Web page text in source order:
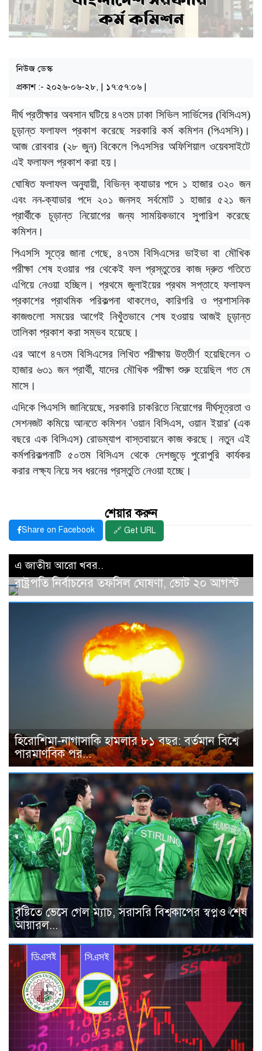
নিউজ ডেস্ক
প্রকাশ :- ২০২৬-০৬-২৮, | ১৭:৫৭:০৬ |
দীর্ঘ প্রতীক্ষার অবসান ঘটিয়ে ৪৭তম ঢাকা সিভিল সার্ভিসের (বিসিএস)
চূড়ান্ত ফলাফল প্রকাশ করেছে সরকারি কর্ম কমিশন (পিএসসি)।
আজ রোববার (২৮ জুন) বিকেলে পিএসসির অফিশিয়াল ওয়েবসাইটে
এই ফলাফল প্রকাশ করা হয়।
ঘোষিত ফলাফল অনুযায়ী, বিভিন্ন ক্যাডার পদে ১ হাজার ৩২০ জন
এবং নন-ক্যাডার পদে ২০১ জনসহ সর্বমোট ১ হাজার ৫২১ জন
প্রার্থীকে চূড়ান্ত নিয়োগের জন্য সাময়িকভাবে সুপারিশ করেছে
কমিশন।
পিএসসি সূত্রে জানা গেছে, ৪৭তম বিসিএসের ভাইভা বা মৌখিক
পরীক্ষা শেষ হওয়ার পর থেকেই ফল প্রস্তুতের কাজ দ্রুত গতিতে
এগিয়ে নেওয়া হচ্ছিল। প্রথমে জুলাইয়ের প্রথম সপ্তাহে ফলাফল
প্রকাশের প্রাথমিক পরিকল্পনা থাকলেও, কারিগরি ও প্রশাসনিক
কাজগুলো সময়ের আগেই নিখুঁতভাবে শেষ হওয়ায় আজই চূড়ান্ত
তালিকা প্রকাশ করা সম্ভব হয়েছে।
এর আগে ৪৭তম বিসিএসের লিখিত পরীক্ষায় উত্তীর্ণ হয়েছিলেন ৩
হাজার ৬৩১ জন প্রার্থী, যাদের মৌখিক পরীক্ষা শুরু হয়েছিল গত মে
মাসে।
এদিকে পিএসসি জানিয়েছে, সরকারি চাকরিতে নিয়োগের দীর্ঘসূত্রতা ও
সেশনজট কমিয়ে আনতে কমিশন 'ওয়ান বিসিএস, ওয়ান ইয়ার' (এক
বছরে এক বিসিএস) রোডম্যাপ বাস্তবায়নে কাজ করছে। নতুন এই
কর্মপরিকল্পনাটি ৫০তম বিসিএস থেকে দেশজুড়ে পুরোপুরি কার্যকর
করার লক্ষ্য নিয়ে সব ধরনের প্রস্তুতি নেওয়া হচ্ছে।
শেয়ার করুন
Share on Facebook 🔗 Get URL
এ জাতীয় আরো খবর..
রাষ্ট্রপতি নির্বাচনের তফসিল ঘোষণা, ভোট ২০ আগস্ট
হিরোশিমা-নাগাসাকি হামলার ৮১ বছর: বর্তমান বিশ্বে
পারমাণবিক পর...
বৃষ্টিতে ভেসে গেল ম্যাচ, সরাসরি বিশ্বকাপের স্বপ্নও শেষ
আয়ারল...